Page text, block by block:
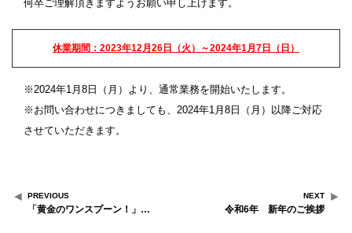
何卒ご理解頂きますようお願い申し上げます。
休業期間：2023年12月26日（火）～2024年1月7日（日）
※2024年1月8日（月）より、通常業務を開始いたします。
※お問い合わせにつきましても、2024年1月8日（月）以降ご対応
させていただきます。
PREVIOUS
「黄金のワンスプーン！」…
NEXT
令和6年 新年のご挨拶